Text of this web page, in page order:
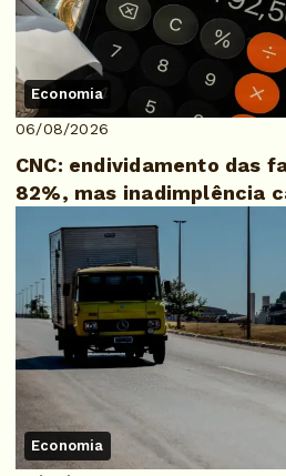
Economia
06/08/2026
CNC: endividamento das
82%, mas inadimplência
Economia